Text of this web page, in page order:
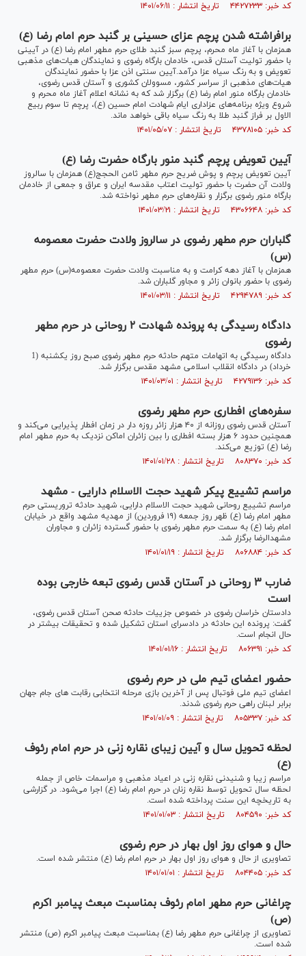
کد خبر: ۴۴۲۷۲۳۳ تاریخ انتشار : ۱۴۰۱/۰۶/۱۱
برافراشته شدن پرچم عزای حسینی بر گنبد حرم امام رضا (ع)
همزمان با آغاز ماه محرم، پرچم سبز گنبد طلای حرم مطهر امام رضا (ع) در آیینی
با حضور تولیت آستان قدس، خادمان بارگاه رضوی و نمایندگان هیات‌های مذهبی
تعویض و به رنگ سیاه عزا درآمد.آیین سنتی اذن عزا با حضور نمایندگان
هیات‌های مذهبی از سراسر کشور، مسوولان کشوری و آستان قدس رضوی،
خادمان بارگاه منور امام رضا (ع) برگزار شد که به نشانه اعلام آغاز ماه محرم و
شروع ویژه برنامه‌های عزاداری ایام شهادت امام حسین (ع)، پرچم تا سوم ربیع
الاول بر فراز گنبد طلا به رنگ سیاه باقی خواهد ماند.
کد خبر: ۴۳۷۸۱۰۵ تاریخ انتشار : ۱۴۰۱/۰۵/۰۷
آیین تعویض پرچم گنبد منور بارگاه حضرت رضا (ع)
آیین تعویض پرچم و پوش ضریح حرم مطهر ثامن الحجج(ع) همزمان با سالروز
ولادت آن حضرت با حضور تولیت اعتاب مقدسه ایران و عراق و جمعی از خادمان
بارگاه منور رضوی برگزار و نقاره‌های حرم مطهر نواخته شد.
کد خبر: ۴۳۰۶۶۴۸ تاریخ انتشار : ۱۴۰۱/۰۳/۲۱
گلباران حرم مطهر رضوی در سالروز ولادت حضرت معصومه
(س)
همزمان با آغاز دهه کرامت و به مناسبت ولادت حضرت معصومه(س) حرم مطهر
رضوی با حضور بانوان زائر و مجاور گلباران شد.
کد خبر: ۴۲۹۴۷۸۹ تاریخ انتشار : ۱۴۰۱/۰۳/۱۱
دادگاه رسیدگی به پرونده شهادت ۲ روحانی در حرم مطهر
رضوی
دادگاه رسیدگی به اتهامات متهم حادثه حرم مطهر رضوی صبح روز یکشنبه (1
خرداد) در دادگاه انقلاب اسلامی مشهد مقدس برگزار شد.
کد خبر: ۴۲۷۹۱۳۶ تاریخ انتشار : ۱۴۰۱/۰۳/۰۱
سفره‌های افطاری حرم مطهر رضوی
آستان قدس رضوی روزانه از ۴۰ هزار زائر روزه دار در زمان افطار پذیرایی می‌کند و
همچنین حدود ۶ هزار بسته افطاری را بین زائران اماکن نزدیک به حرم مطهر امام
رضا (ع) توزیع می‌کند.
کد خبر: ۸۰۸۳۷۰ تاریخ انتشار : ۱۴۰۱/۰۱/۲۸
مراسم تشییع پیکر شهید حجت الاسلام دارایی - مشهد
مراسم تشییع روحانی شهید حجت الاسلام دارایی، شهید حادثه تروریستی حرم
مطهر امام رضا (ع) ظهر روز جمعه (۱۹ فروردین) از مهدیه مشهد واقع در خیابان
امام رضا (ع) به سمت حرم مطهر رضوی با حضور گسترده زائران و مجاوران
مشهدالرضا برگزار شد.
کد خبر: ۸۰۶۸۸۴ تاریخ انتشار : ۱۴۰۱/۰۱/۱۹
ضارب ۳ روحانی در آستان قدس رضوی تبعه خارجی بوده
است
دادستان خراسان رضوی در خصوص جزییات حادثه صحن آستان قدس رضوی،
گفت: پرونده این حادثه در دادسرای استان تشکیل شده و تحقیقات بیشتر در
حال انجام است.
کد خبر: ۸۰۶۳۹۱ تاریخ انتشار : ۱۴۰۱/۰۱/۱۶
حضور اعضاى تیم ملى در حرم رضوى
اعضاى تیم ملى فوتبال پس از آخرین بازى مرحله انتخابى رقابت هاى جام جهان
برابر لبنان راهى حرم رضوى شدند.
کد خبر: ۸۰۵۳۳۷ تاریخ انتشار : ۱۴۰۱/۰۱/۰۹
لحظه تحویل سال و آیین زیبای نقاره زنی در حرم امام رئوف
(ع)
مراسم زیبا و شنیدنی نقاره زنی در اعیاد مذهبی و مراسمات خاص از جمله
لحظه سال تحویل توسط نقاره زنان در حرم امام رضا (ع) اجرا می‌شود. در گزارشی
به تاریخچه این سنت پرداخته شده است.
کد خبر: ۸۰۴۵۹۰ تاریخ انتشار : ۱۴۰۱/۰۱/۰۳
حال و هوای روز اول بهار در حرم رضوی
تصاویری از حال و هوای روز اول بهار در حرم امام رضا (ع) منتشر شده است.
کد خبر: ۸۰۴۴۰۵ تاریخ انتشار : ۱۴۰۱/۰۱/۰۱
چراغانی حرم مطهر امام رئوف بمناسبت مبعث پیامبر اکرم
(ص)
تصاویری از چراغانی حرم مطهر رضا (ع) بمناسبت مبعث پیامبر اکرم (ص) منتشر
شده است.